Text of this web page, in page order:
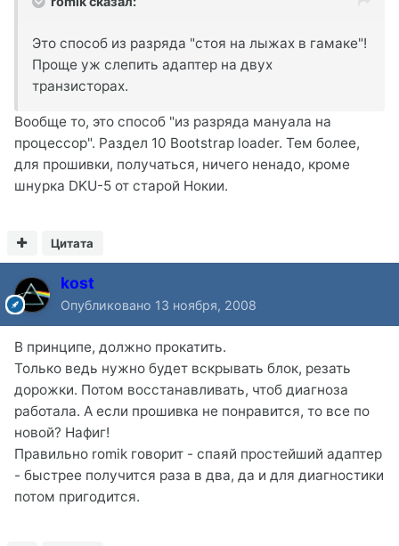
Это способ из разряда "стоя на лыжах в гамаке"!
Проще уж слепить адаптер на двух
транзисторах.
Вообще то, это способ "из разряда мануала на
процессор". Раздел 10 Bootstrap loader. Тем более,
для прошивки, получаться, ничего ненадо, кроме
шнурка DKU-5 от старой Нокии.
Цитата
kost
Опубликовано 13 ноября, 2008
В принципе, должно прокатить.
Только ведь нужно будет вскрывать блок, резать
дорожки. Потом восстанавливать, чтоб диагноза
работала. А если прошивка не понравится, то все по
новой? Нафиг!
Правильно romik говорит - спаяй простейший адаптер
- быстрее получится раза в два, да и для диагностики
потом пригодится.